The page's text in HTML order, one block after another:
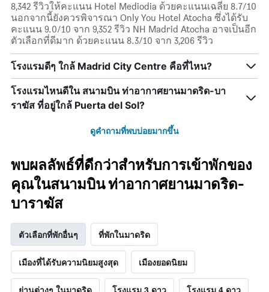
8,342 รีวิวให้คะแนน Hotel Mediodia ด้วยคะแนนเฉลี่ย 8.7/10
นอกจากนี้ยังควรพิจารณา Only You Hotel Atocha ซึ่งได้รับ
คะแนน 9.0/10 จาก 9,352 รีวิว NH Madrid Atocha อาจเป็นอีก
ตัวเลือกที่ดีมาก ด้วยคะแนน 8.3/10 จาก 3,206 รีวิว
โรงแรมดีๆ ใกล้ Madrid City Centre คือที่ไหน?
โรงแรมไหนดีใน สนามบิน ท่าอากาศยานมาดริด-บา
ราฆัส ที่อยู่ใกล้ Puerta del Sol?
ดูคำถามที่พบบ่อยมากขึ้น
พบผลลัพธ์ที่ดีกว่าสำหรับการเข้าพักของ
คุณในสนามบิน ท่าอากาศยานมาดริด-
บาราฆัส
ตัวเลือกที่พักอื่นๆ ที่พักในมาดริด
เมืองที่ได้รับความนิยมสูงสุด เมืองยอดนิยม